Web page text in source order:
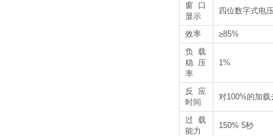
窗口
显示
四位数字式电
效率
≥85%
负载
稳压
率
1%
反应
时间
对100%的加
过载
能力
150% 5秒